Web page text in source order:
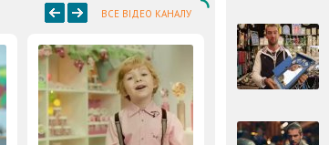
ВСЕ ВІДЕО КАНАЛУ